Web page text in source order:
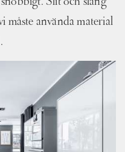
Slit och släng
måste använda material